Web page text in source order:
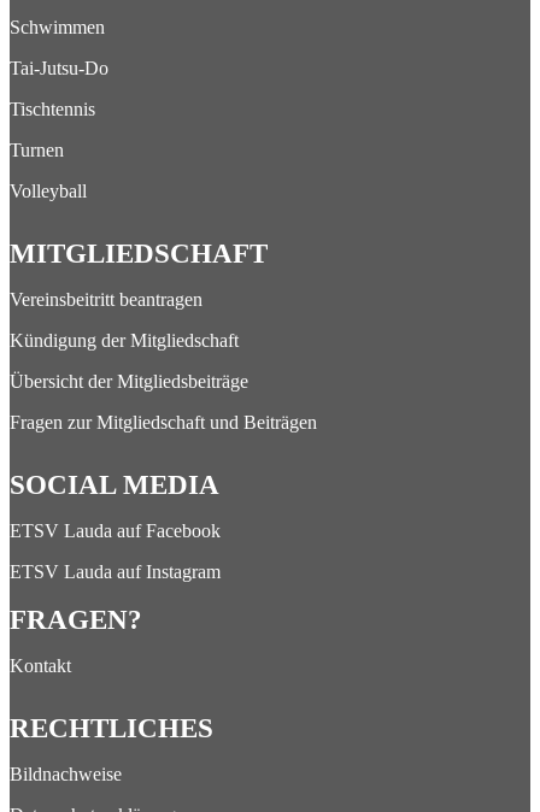
Schwimmen
Tai-Jutsu-Do
Tischtennis
Turnen
Volleyball
MITGLIEDSCHAFT
Vereinsbeitritt beantragen
Kündigung der Mitgliedschaft
Übersicht der Mitgliedsbeiträge
Fragen zur Mitgliedschaft und Beiträgen
SOCIAL MEDIA
ETSV Lauda auf Facebook
ETSV Lauda auf Instagram
FRAGEN?
Kontakt
RECHTLICHES
Bildnachweise